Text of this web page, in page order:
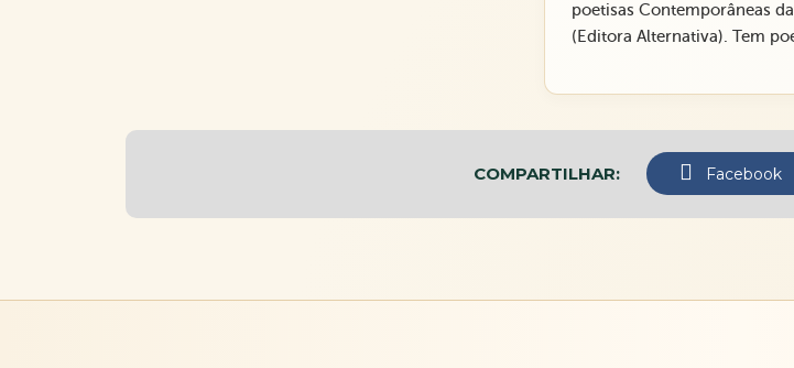
poetisas Contemporâneas
(Editora Alternativa). Tem
COMPARTILHAR: Facebook